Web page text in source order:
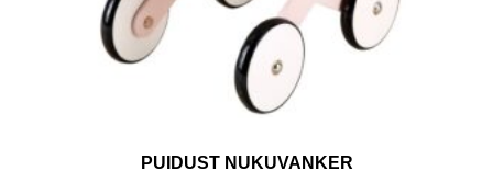
PUIDUST NUKUVANKER